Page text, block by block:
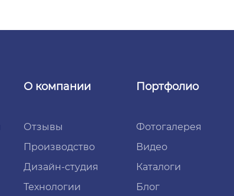
О компании
Отзывы
Производство
Дизайн-студия
Технологии
Портфолио
Фотогалерея
Видео
Каталоги
Блог